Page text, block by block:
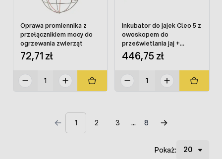
Oprawa promiennika z
przełącznikiem mocy do
ogrzewania zwierząt
72,71 zł
Inkubator do jajek Cleo 5 z
owoskopem do
prześwietlania jaj +
prezent
446,75 zł
1 2 3 8
Pokaż: